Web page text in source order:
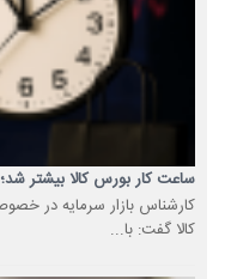
ساعت کار بورس کالا بیشتر
کارشناس بازار سرمایه در
کالا گفت: با...